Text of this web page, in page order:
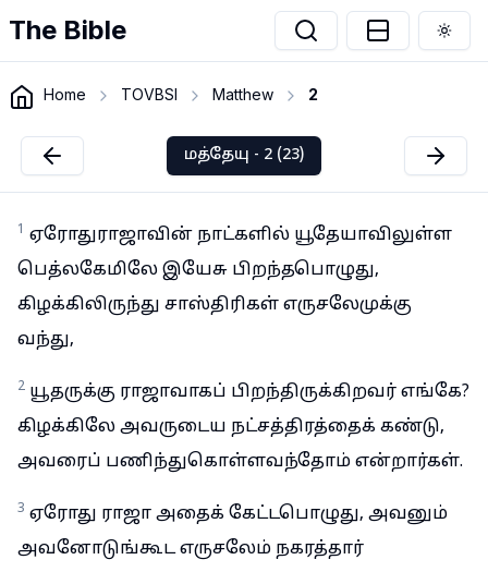
The Bible
Home TOVBSI Matthew 2
மத்தேயு - 2 (23)
1 ஏரோதுராஜாவின் நாட்களில் யூதேயாவிலுள்ள
பெத்லகேமிலே இயேசு பிறந்தபொழுது,
கிழக்கிலிருந்து சாஸ்திரிகள் எருசலேமுக்கு
வந்து,
2 யூதருக்கு ராஜாவாகப் பிறந்திருக்கிறவர் எங்கே?
கிழக்கிலே அவருடைய நட்சத்திரத்தைக் கண்டு,
அவரைப் பணிந்துகொள்ளவந்தோம் என்றார்கள்.
3 ஏரோது ராஜா அதைக் கேட்டபொழுது, அவனும்
அவனோடுங்கூட எருசலேம் நகரத்தார்